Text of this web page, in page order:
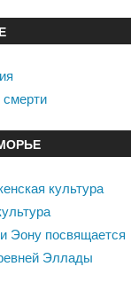
культура
Эону посвящается
Эллады